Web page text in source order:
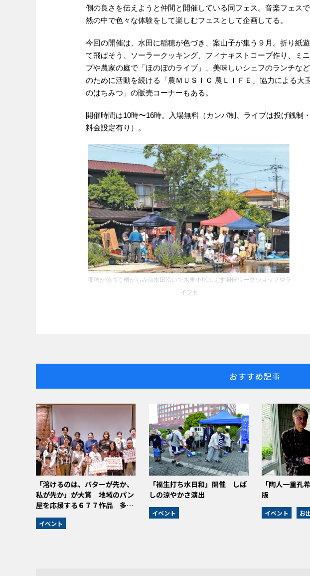
側の良さを伝えようと仲間と開催している同フェス。音楽フェス
然の中で色々な体験をして楽しむフェスとして企画してる。
今回の開催は、水田に稲穂が色づき、案山子が集う９月。折り紙
て飛ばそう、ソーラークッキング、フィナキストコープ作り、ミ
プや農家の庭で「ほのぼのライブ」、美味しいシェフのランチな
のために活動を続ける「農ＭＵＳＩＣ 農ＬＩＦＥ」協力による大
のはちみつ」の販売コーナーもある。
開催時間は10時〜16時。入場無料（カンパ制、ライブは投げ銭制
料金設定有り）。
稲穂が色づく根がらみ前水田沿いで水車小屋ふぇす開催ワークショップやラ
イブも
おすすめ記事
「溶けるのは、バターが先か、
私が先か」が大賞 地域のパン
屋を応援する６７７作品 多…
イベント
「福生打ち水日和」開催 しば
しの涼やかさ演出
イベント
「陶人一重孔
版
イベント お